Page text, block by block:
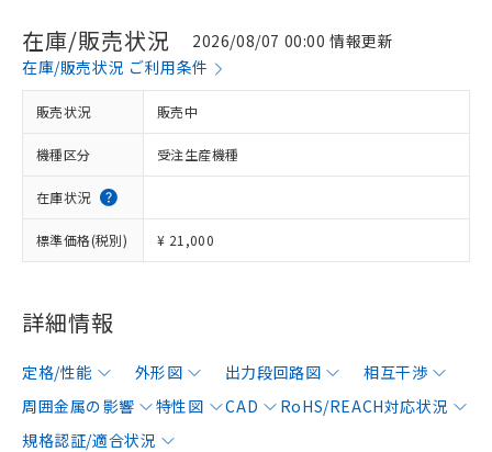
在庫/販売状況
2026/08/07 00:00 情報更新
在庫/販売状況 ご利用条件
販売状況 販売中
機種区分 受注生産機種
在庫状況
標準価格(税別) ¥ 21,000
詳細情報
定格/性能 外形図 出力段回路図
相互干渉
周囲金属の影響
特性図 CAD
RoHS/REACH対応状況
規格認証/適合状況